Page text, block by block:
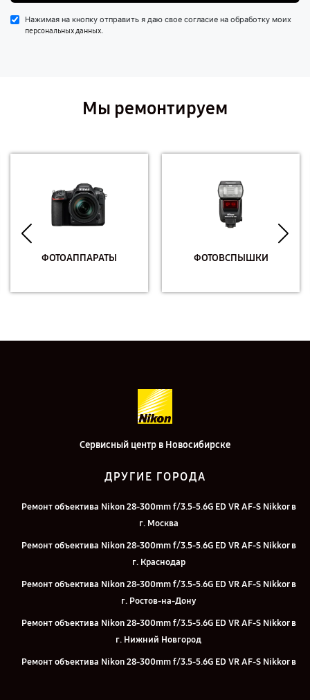
Нажимая на кнопку отправить я даю свое согласие на обработку моих
персональных данных.
Мы ремонтируем
ФОТОАППАРАТЫ ФОТОВСПЫШКИ
Сервисный центр в Новосибирске
ДРУГИЕ ГОРОДА
Ремонт объектива Nikon 28-300mm f/3.5-5.6G ED VR AF-S Nikkor в
г. Москва
Ремонт объектива Nikon 28-300mm f/3.5-5.6G ED VR AF-S Nikkor в
г. Краснодар
Ремонт объектива Nikon 28-300mm f/3.5-5.6G ED VR AF-S Nikkor в
г. Ростов-на-Дону
Ремонт объектива Nikon 28-300mm f/3.5-5.6G ED VR AF-S Nikkor в
г. Нижний Новгород
Ремонт объектива Nikon 28-300mm f/3.5-5.6G ED VR AF-S Nikkor в